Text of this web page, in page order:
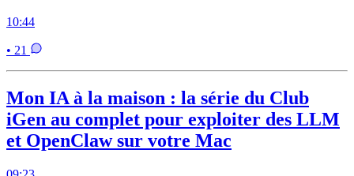
10:44
• 21
Mon IA à la maison : la série du Club
iGen au complet pour exploiter des LLM
et OpenClaw sur votre Mac